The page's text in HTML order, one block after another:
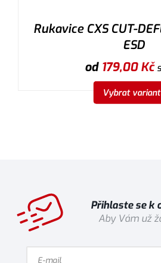
Rukavice CXS CUT-
ESD
od 179,00Kč
Vybrat
Přihlaste se k
Aby Vám už